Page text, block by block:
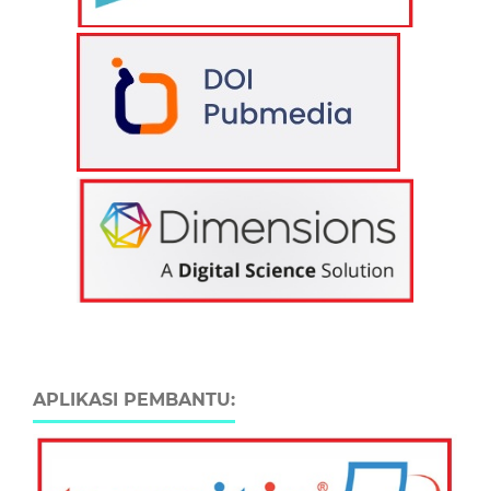
APLIKASI PEMBANTU: